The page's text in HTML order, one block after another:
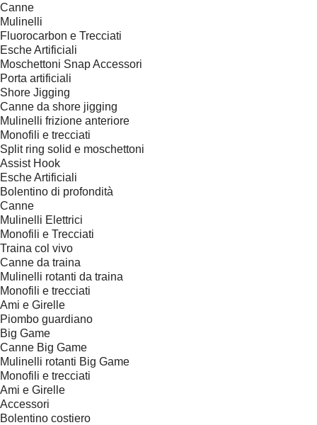
Canne
Mulinelli
Fluorocarbon e Trecciati
Esche Artificiali
Moschettoni Snap Accessori
Porta artificiali
Shore Jigging
Canne da shore jigging
Mulinelli frizione anteriore
Monofili e trecciati
Split ring solid e moschettoni
Assist Hook
Esche Artificiali
Bolentino di profondità
Canne
Mulinelli Elettrici
Monofili e Trecciati
Traina col vivo
Canne da traina
Mulinelli rotanti da traina
Monofili e trecciati
Ami e Girelle
Piombo guardiano
Big Game
Canne Big Game
Mulinelli rotanti Big Game
Monofili e trecciati
Ami e Girelle
Accessori
Bolentino costiero